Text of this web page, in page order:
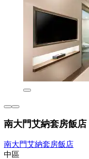
南大門艾納套房飯店
南大門艾納套房飯店
中區